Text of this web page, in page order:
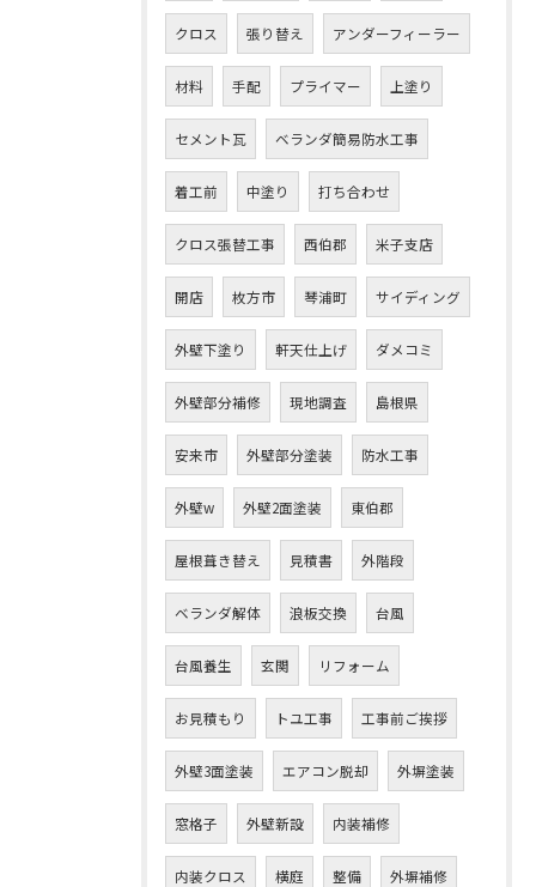
クロス 張り替え アンダーフィーラー
材料 手配 プライマー 上塗り
セメント瓦 ベランダ簡易防水工事
着工前 中塗り 打ち合わせ
クロス張替工事 西伯郡 米子支店
開店 枚方市 琴浦町 サイディング
外壁下塗り 軒天仕上げ ダメコミ
外壁部分補修 現地調査 島根県
安来市 外壁部分塗装 防水工事
外壁w 外壁2面塗装 東伯郡
屋根葺き替え 見積書 外階段
ベランダ解体 浪板交換 台風
台風養生 玄関 リフォーム
お見積もり トユ工事 工事前ご挨拶
外壁3面塗装 エアコン脱却 外塀塗装
窓格子 外壁新設 内装補修
内装クロス 横庭 整備 外塀補修